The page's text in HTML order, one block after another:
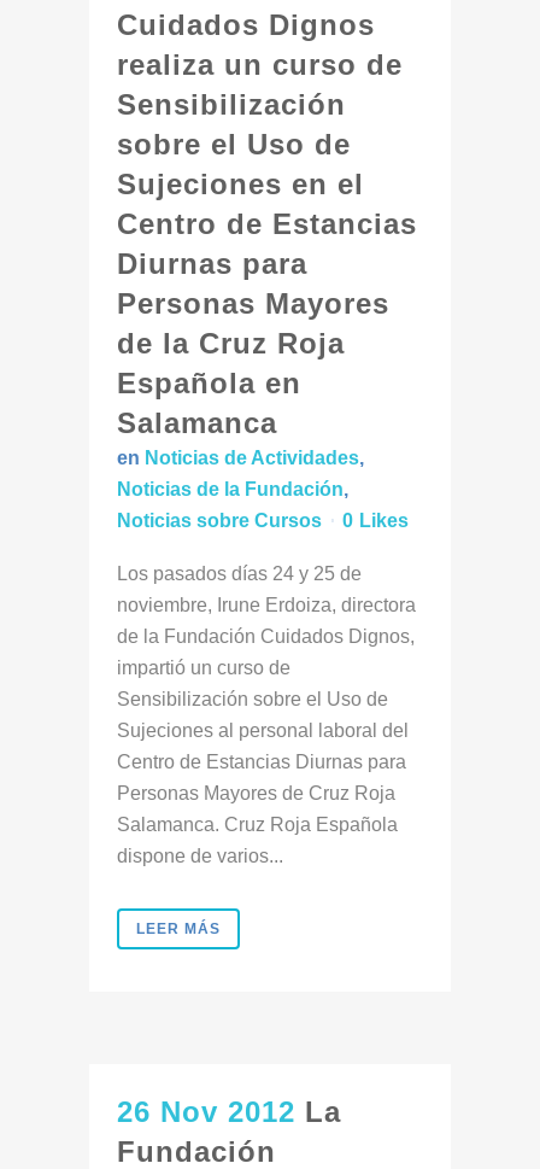
Cuidados Dignos
realiza un curso de
Sensibilización
sobre el Uso de
Sujeciones en el
Centro de Estancias
Diurnas para
Personas Mayores
de la Cruz Roja
Española en
Salamanca
en Noticias de Actividades,
Noticias de la Fundación,
Noticias sobre Cursos
0 Likes
Los pasados días 24 y 25 de
noviembre, Irune Erdoiza, directora
de la Fundación Cuidados Dignos,
impartió un curso de
Sensibilización sobre el Uso de
Sujeciones al personal laboral del
Centro de Estancias Diurnas para
Personas Mayores de Cruz Roja
Salamanca. Cruz Roja Española
dispone de varios...
LEER MÁS
26 Nov 2012 La
Fundación